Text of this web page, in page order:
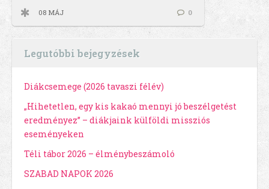
08 MÁJ 0
Legutóbbi bejegyzések
Diákcsemege (2026 tavaszi félév)
„Hihetetlen, egy kis kakaó mennyi jó beszélgetést
eredményez” – diákjaink külföldi missziós
eseményeken
Téli tábor 2026 – élménybeszámoló
SZABAD NAPOK 2026